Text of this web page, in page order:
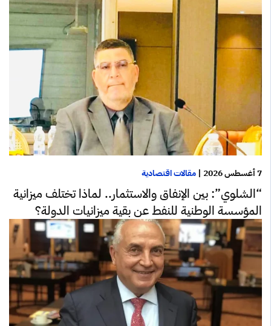
7 أغسطس 2026 | مقالات اقتصادية
“الشلوي”: بين الإنفاق والاستثمار.. لماذا تختلف ميزانية
المؤسسة الوطنية للنفط عن بقية ميزانيات الدولة؟